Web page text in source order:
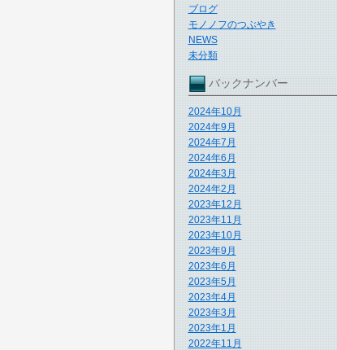
ブログ
モノノフのつぶやき
NEWS
未分類
バックナンバー
2024年10月
2024年9月
2024年7月
2024年6月
2024年3月
2024年2月
2023年12月
2023年11月
2023年10月
2023年9月
2023年6月
2023年5月
2023年4月
2023年3月
2023年1月
2022年11月